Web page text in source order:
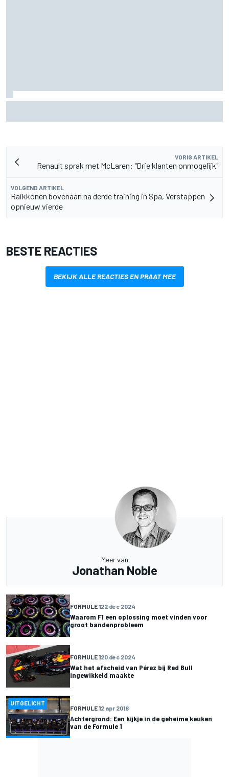
VORIG ARTIKEL
Renault sprak met McLaren: "Drie klanten onmogelijk"
VOLGEND ARTIKEL
Raikkonen bovenaan na derde training in Spa, Verstappen
opnieuw vierde
BESTE REACTIES
BEKIJK ALLE REACTIES EN PRAAT MEE
Meer van
Jonathan Noble
FORMULE 122 dec 2024
Waarom F1 een oplossing moet vinden voor
groot bandenprobleem
FORMULE 120 dec 2024
Wat het afscheid van Pérez bij Red Bull
ingewikkeld maakte
UITGELICHT
FORMULE 12 apr 2018
Achtergrond: Een kijkje in de geheime keuken
van de Formule 1